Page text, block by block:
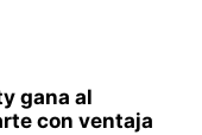
gana al
con ventaja